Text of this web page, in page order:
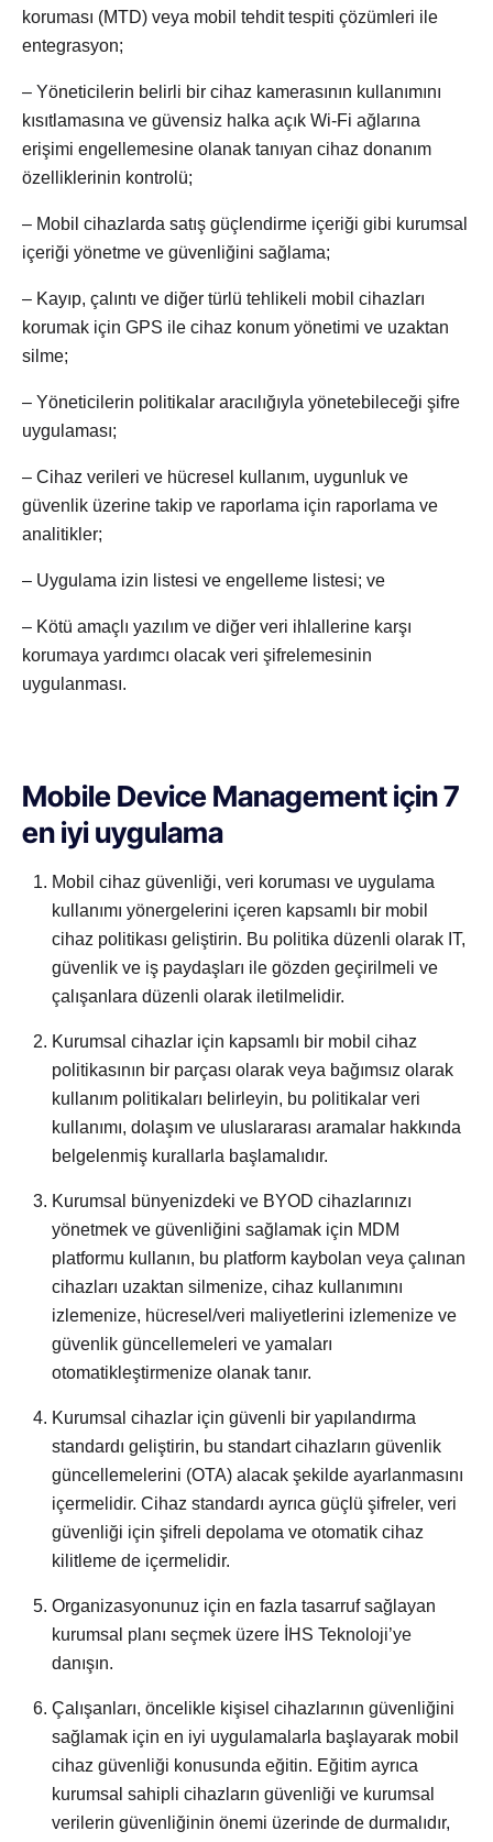
koruması (MTD) veya mobil tehdit tespiti çözümleri ile
entegrasyon;
– Yöneticilerin belirli bir cihaz kamerasının kullanımını
kısıtlamasına ve güvensiz halka açık Wi-Fi ağlarına
erişimi engellemesine olanak tanıyan cihaz donanım
özelliklerinin kontrolü;
– Mobil cihazlarda satış güçlendirme içeriği gibi kurumsal
içeriği yönetme ve güvenliğini sağlama;
– Kayıp, çalıntı ve diğer türlü tehlikeli mobil cihazları
korumak için GPS ile cihaz konum yönetimi ve uzaktan
silme;
– Yöneticilerin politikalar aracılığıyla yönetebileceği şifre
uygulaması;
– Cihaz verileri ve hücresel kullanım, uygunluk ve
güvenlik üzerine takip ve raporlama için raporlama ve
analitikler;
– Uygulama izin listesi ve engelleme listesi; ve
– Kötü amaçlı yazılım ve diğer veri ihlallerine karşı
korumaya yardımcı olacak veri şifrelemesinin
uygulanması.
Mobile Device Managementiçin 7
en iyi uygulama
Mobil cihaz güvenliği, veri koruması ve uygulama
kullanımı yönergelerini içeren kapsamlı bir mobil
cihaz politikası geliştirin. Bu politika düzenli olarak IT,
güvenlik ve iş paydaşları ile gözden geçirilmeli ve
çalışanlara düzenli olarak iletilmelidir.
Kurumsal cihazlar için kapsamlı bir mobil cihaz
politikasının bir parçası olarak veya bağımsız olarak
kullanım politikaları belirleyin, bu politikalar veri
kullanımı, dolaşım ve uluslararası aramalar hakkında
belgelenmiş kurallarla başlamalıdır.
Kurumsal bünyenizdeki ve BYOD cihazlarınızı
yönetmek ve güvenliğini sağlamak için MDM
platformu kullanın, bu platform kaybolan veya çalınan
cihazları uzaktan silmenize, cihaz kullanımını
izlemenize, hücresel/veri maliyetlerini izlemenize ve
güvenlik güncellemeleri ve yamaları
otomatikleştirmenize olanak tanır.
Kurumsal cihazlar için güvenli bir yapılandırma
standardı geliştirin, bu standart cihazların güvenlik
güncellemelerini (OTA) alacak şekilde ayarlanmasını
içermelidir. Cihaz standardı ayrıca güçlü şifreler, veri
güvenliği için şifreli depolama ve otomatik cihaz
kilitleme de içermelidir.
Organizasyonunuz için en fazla tasarruf sağlayan
kurumsal planı seçmek üzere İHS Teknoloji’ye
danışın.
Çalışanları, öncelikle kişisel cihazlarının güvenliğini
sağlamak için en iyi uygulamalarla başlayarak mobil
cihaz güvenliği konusunda eğitin. Eğitim ayrıca
kurumsal sahipli cihazların güvenliği ve kurumsal
verilerin güvenliğinin önemi üzerinde de durmalıdır,